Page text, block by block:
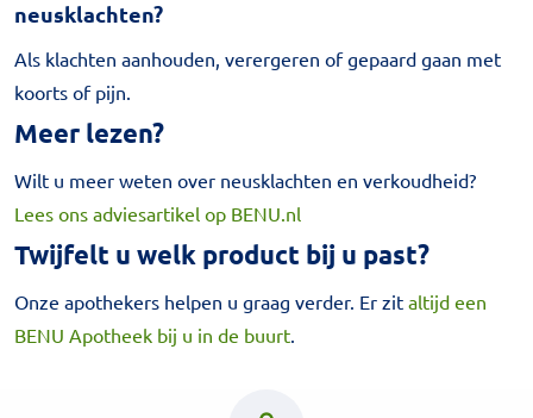
neusklachten?
Als klachten aanhouden, verergeren of gepaard gaan met
koorts of pijn.
Meer lezen?
Wilt u meer weten over neusklachten en verkoudheid?
Lees ons adviesartikel op BENU.nl
Twijfelt u welk product bij u past?
Onze apothekers helpen u graag verder. Er zit altijd een
BENU Apotheek bij u in de buurt.